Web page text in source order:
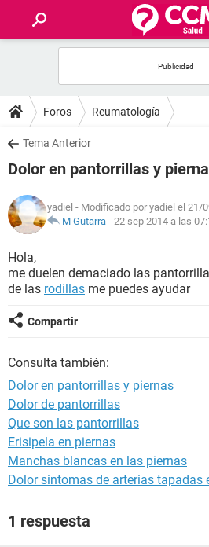
FOROS
SALUD
NUTRICIÓN
BIENESTAR
Foros Reumatología
Tema Anterior
Dolor en pantorrillas y
yadiel - Modificado por yadiel el 21/
M Gutarra - 22 sep 2014 a las
Hola,
me duelen demaciado las
de las rodillas me puedes ayudar
Compartir
Consulta también:
Dolor en pantorrillas y piernas
Dolor de pantorrillas
Que son las pantorrillas
Erisipela en piernas
Manchas blancas en las piernas
Dolor sintomas de arterias tapadas
1 respuesta